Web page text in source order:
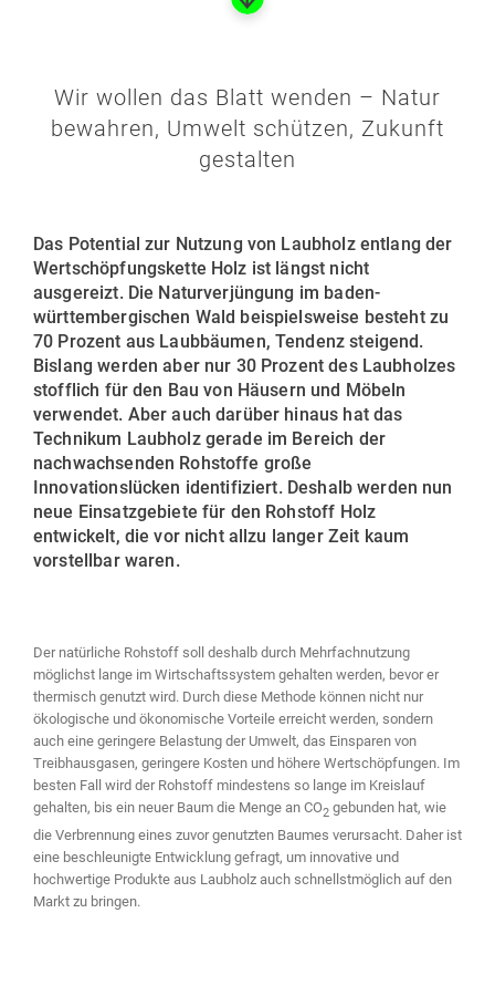
Wir wollen das Blatt wenden – Natur
bewahren, Umwelt schützen, Zukunft
gestalten
Das Potential zur Nutzung von Laubholz entlang der
Wertschöpfungskette Holz ist längst nicht
ausgereizt. Die Naturverjüngung im baden-
württembergischen Wald beispielsweise besteht zu
70 Prozent aus Laubbäumen, Tendenz steigend.
Bislang werden aber nur 30 Prozent des Laubholzes
stofflich für den Bau von Häusern und Möbeln
verwendet. Aber auch darüber hinaus hat das
Technikum Laubholz gerade im Bereich der
nachwachsenden Rohstoffe große
Innovationslücken identifiziert. Deshalb werden nun
neue Einsatzgebiete für den Rohstoff Holz
entwickelt, die vor nicht allzu langer Zeit kaum
vorstellbar waren.
Der natürliche Rohstoff soll deshalb durch Mehrfachnutzung
möglichst lange im Wirtschaftssystem gehalten werden, bevor er
thermisch genutzt wird. Durch diese Methode können nicht nur
ökologische und ökonomische Vorteile erreicht werden, sondern
auch eine geringere Belastung der Umwelt, das Einsparen von
Treibhausgasen, geringere Kosten und höhere Wertschöpfungen. Im
besten Fall wird der Rohstoff mindestens so lange im Kreislauf
gehalten, bis ein neuer Baum die Menge an CO2 gebunden hat, wie
die Verbrennung eines zuvor genutzten Baumes verursacht. Daher ist
eine beschleunigte Entwicklung gefragt, um innovative und
hochwertige Produkte aus Laubholz auch schnellstmöglich auf den
Markt zu bringen.